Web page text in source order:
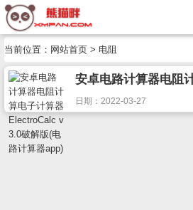
当前位置： 网站首页 > 电阻
日期：2022-03-27